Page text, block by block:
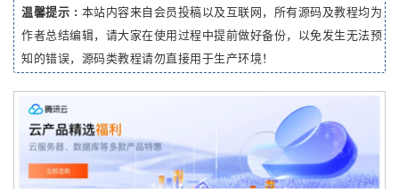
温馨提示 : 本站内容来自会员投稿以及互联网，所有源码及教程均为
作者总结编辑，请大家在使用过程中提前做好备份，以免发生无法预
知的错误，源码类教程请勿直接用于生产环境！